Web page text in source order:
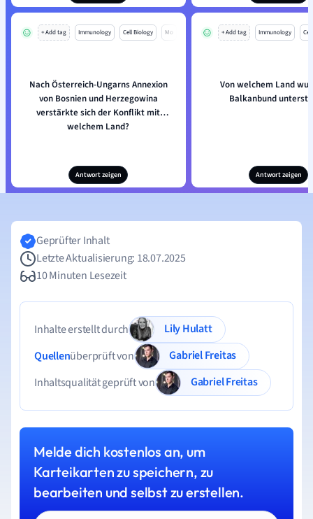
+ Add tag Immunology Cell Biology Mo
Nach Österreich-Ungarns Annexion
von Bosnien und Herzegowina
verstärkte sich der Konflikt mit
welchem Land?
Antwort zeigen
+ Add tag Immunology
Von welchem Land
Balkanbund
Antwort zeigen
Geprüfter Inhalt
Letzte Aktualisierung: 18.07.2025
10 Minuten Lesezeit
Inhalte erstellt durch
Lily Hulatt
Quellenüberprüft von
Gabriel Freitas
Inhaltsqualität geprüft von
Gabriel Freitas
Melde dich kostenlos an, um
Karteikarten zu speichern, zu
bearbeiten und selbst zu erstellen.